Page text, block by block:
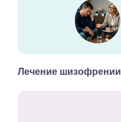
Лечение шизофрении